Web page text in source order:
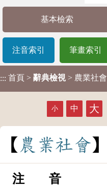
基本檢索
注音索引 筆畫索引
::: 首頁 > 辭典檢視 > 農業社會
小 中 大
農 業社會
注 音